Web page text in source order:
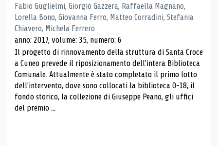
Fabio Guglielmi, Giorgio Gazzera, Raffaella Magnano,
Lorella Bono, Giovanna Ferro, Matteo Corradini, Stefania
Chiavero, Michela Ferrero
anno: 2017, volume: 35, numero: 6
Il progetto di rinnovamento della struttura di Santa Croce
a Cuneo prevede il riposizionamento dell'intera Biblioteca
Comunale. Attualmente è stato completato il primo lotto
dell'intervento, dove sono collocati la biblioteca 0-18, il
fondo storico, la collezione di Giuseppe Peano, gli uffici
del premio ...